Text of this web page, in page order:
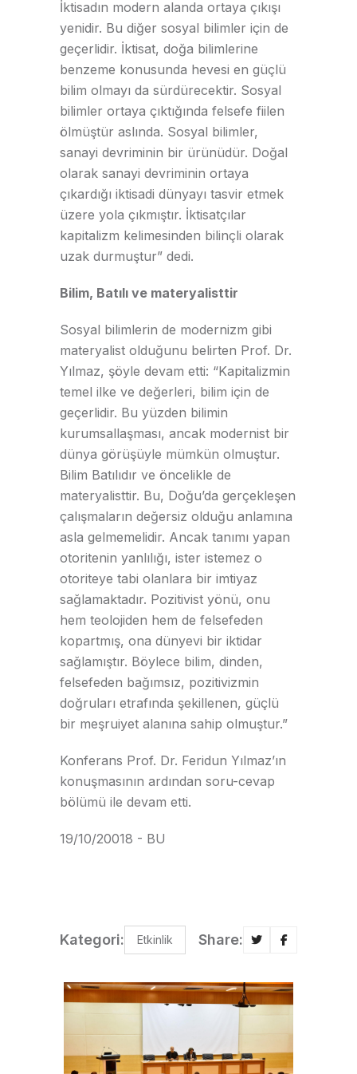
İktisadın modern alanda ortaya çıkışı
yenidir. Bu diğer sosyal bilimler için de
geçerlidir. İktisat, doğa bilimlerine
benzeme konusunda hevesi en güçlü
bilim olmayı da sürdürecektir. Sosyal
bilimler ortaya çıktığında felsefe fiilen
ölmüştür aslında. Sosyal bilimler,
sanayi devriminin bir ürünüdür. Doğal
olarak sanayi devriminin ortaya
çıkardığı iktisadi dünyayı tasvir etmek
üzere yola çıkmıştır. İktisatçılar
kapitalizm kelimesinden bilinçli olarak
uzak durmuştur” dedi.
Bilim, Batılı ve materyalisttir
Sosyal bilimlerin de modernizm gibi
materyalist olduğunu belirten Prof. Dr.
Yılmaz, şöyle devam etti: “Kapitalizmin
temel ilke ve değerleri, bilim için de
geçerlidir. Bu yüzden bilimin
kurumsallaşması, ancak modernist bir
dünya görüşüyle mümkün olmuştur.
Bilim Batılıdır ve öncelikle de
materyalisttir. Bu, Doğu’da gerçekleşen
çalışmaların değersiz olduğu anlamına
asla gelmemelidir. Ancak tanımı yapan
otoritenin yanlılığı, ister istemez o
otoriteye tabi olanlara bir imtiyaz
sağlamaktadır. Pozitivist yönü, onu
hem teolojiden hem de felsefeden
kopartmış, ona dünyevi bir iktidar
sağlamıştır. Böylece bilim, dinden,
felsefeden bağımsız, pozitivizmin
doğruları etrafında şekillenen, güçlü
bir meşruiyet alanına sahip olmuştur.”
Konferans Prof. Dr. Feridun Yılmaz’ın
konuşmasının ardından soru-cevap
bölümü ile devam etti.
19/10/20018 - BU
Kategori: Etkinlik Share: